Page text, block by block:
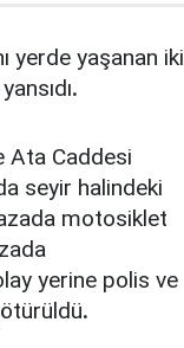
yerde yaşanan iki
.
Ata Caddesi
seyir halindeki
motosiklet
yerine polis ve
.